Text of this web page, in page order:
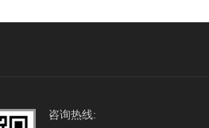
咨询热线: